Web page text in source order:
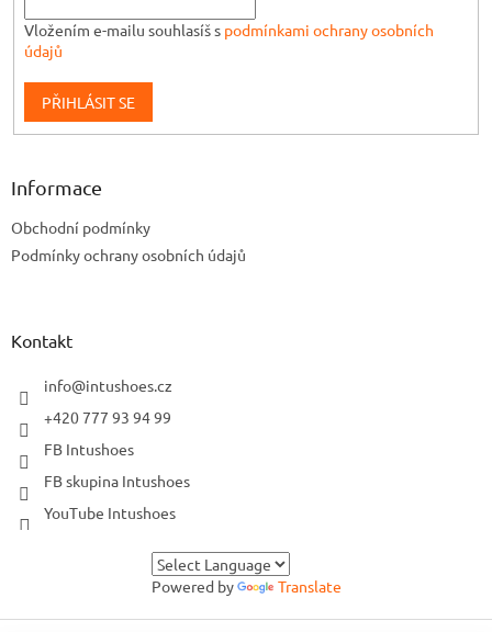
Vložením e-mailu souhlasíš s podmínkami ochrany osobních
údajů
PŘIHLÁSIT SE
Informace
Obchodní podmínky
Podmínky ochrany osobních údajů
Kontakt
info@intushoes.cz
+420 777 93 94 99
FB Intushoes
FB skupina Intushoes
YouTube Intushoes
Powered by Translate